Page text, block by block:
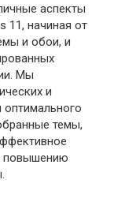
аспекты
11, начиная от
и обои, и
Мы
и
темы,
повышению